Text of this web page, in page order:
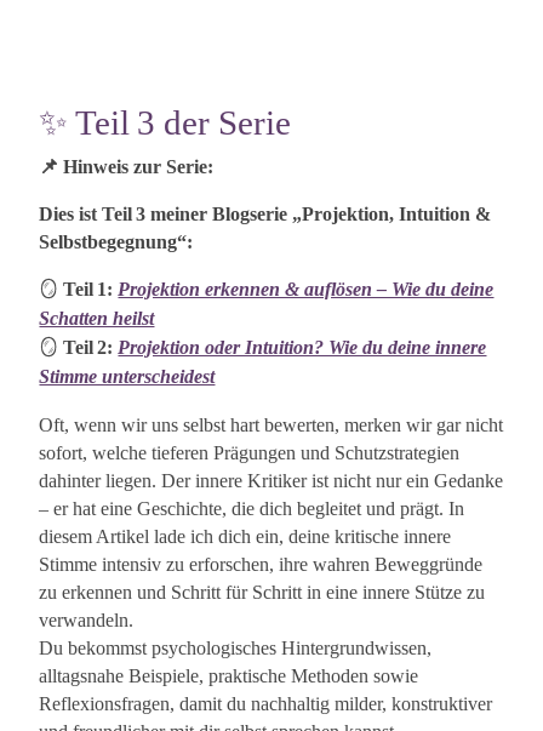
Den inneren Kritiker verwandeln –
Dein Weg zu Selbstmitgefühl
✨ Teil 3 der Serie
📌 Hinweis zur Serie:
Dies ist Teil 3 meiner Blogserie „Projektion, Intuition &
Selbstbegegnung“:
🪞Teil 1: Projektion erkennen & auflösen – Wie du deine
Schatten heilst
🪞Teil 2: Projektion oder Intuition? Wie du deine innere
Stimme unterscheidest
Oft, wenn wir uns selbst hart bewerten, merken wir gar nicht
sofort, welche tieferen Prägungen und Schutzstrategien
dahinter liegen. Der innere Kritiker ist nicht nur ein Gedanke
– er hat eine Geschichte, die dich begleitet und prägt. In
diesem Artikel lade ich dich ein, deine kritische innere
Stimme intensiv zu erforschen, ihre wahren Beweggründe
zu erkennen und Schritt für Schritt in eine innere Stütze zu
verwandeln.
Du bekommst psychologisches Hintergrundwissen,
alltagsnahe Beispiele, praktische Methoden sowie
Reflexionsfragen, damit du nachhaltig milder, konstruktiver